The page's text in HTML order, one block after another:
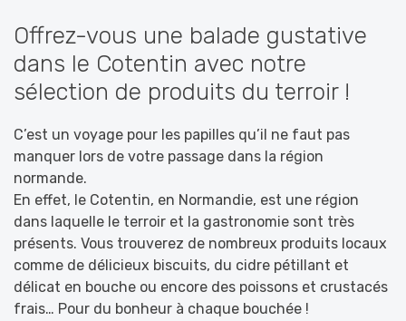
Offrez-vous une balade gustative
dans le Cotentin avec notre
sélection de produits du terroir !
C’est un voyage pour les papilles qu’il ne faut pas
manquer lors de votre passage dans la région
normande.
En effet, le Cotentin, en Normandie, est une région
dans laquelle le terroir et la gastronomie sont très
présents. Vous trouverez de nombreux produits locaux
comme de délicieux biscuits, du cidre pétillant et
délicat en bouche ou encore des poissons et crustacés
frais… Pour du bonheur à chaque bouchée !